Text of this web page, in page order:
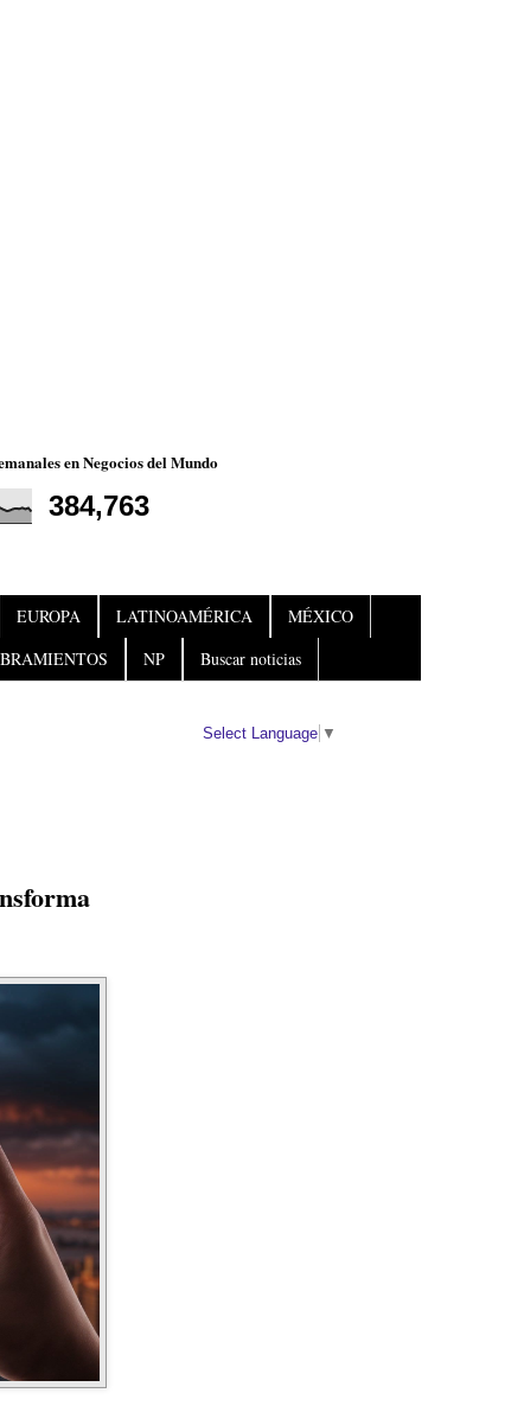
en Negocios del Mundo
384,763
EUROPA LATINOAMÉRICA
MÉXICO
NP Buscar noticias
Select Language ▼